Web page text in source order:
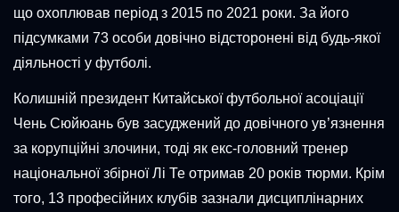
що охоплював період з 2015 по 2021 роки. За його
підсумками 73 особи довічно відсторонені від будь-якої
діяльності у футболі.
Колишній президент Китайської футбольної асоціації
Чень Сюйюань був засуджений до довічного ув’язнення
за корупційні злочини, тоді як екс-головний тренер
національної збірної Лі Те отримав 20 років тюрми. Крім
того, 13 професійних клубів зазнали дисциплінарних